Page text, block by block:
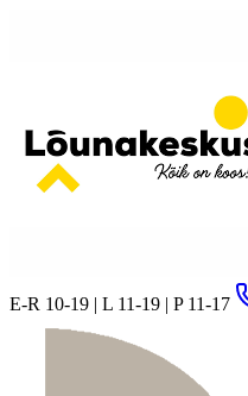
E-R 10-19 | L 11-19 | P 11-17